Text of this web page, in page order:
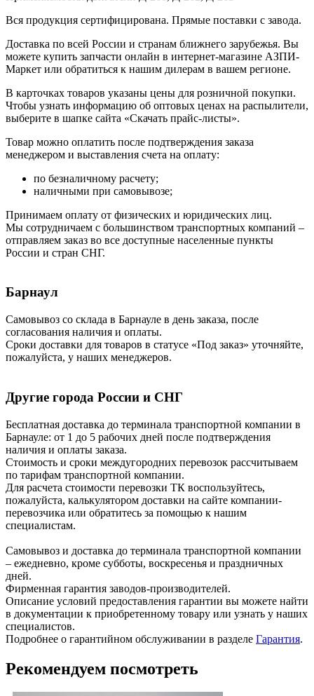
Вся продукция сертифицирована. Прямые поставки с завода.
Доставка по всей России и странам ближнего зарубежья. Вы
можете купить запчасти онлайн в интернет-магазине АЗПИ-
Маркет или обратиться к нашим дилерам в вашем регионе.
В карточках товаров указаны цены для розничной покупки.
Чтобы узнать информацию об оптовых ценах на распылители,
выберите в шапке сайта «Скачать прайс-листы».
Товар можно оплатить после подтверждения заказа
менеджером и выставления счета на оплату:
по безналичному расчету;
наличными при самовывозе;
Принимаем оплату от физических и юридических лиц.
Мы сотрудничаем с большинством транспортных компаний –
отправляем заказ во все доступные населенные пункты
России и стран СНГ.
Барнаул
Самовывоз со склада в Барнауле в день заказа, после
согласования наличия и оплаты.
Сроки доставки для товаров в статусе «Под заказ» уточняйте,
пожалуйста, у наших менеджеров.
Другие города России и СНГ
Бесплатная доставка до терминала транспортной компании в
Барнауле: от 1 до 5 рабочих дней после подтверждения
наличия и оплаты заказа.
Стоимость и сроки междугородних перевозок рассчитываем
по тарифам транспортной компании.
Для расчета стоимости перевозки ТК воспользуйтесь,
пожалуйста, калькулятором доставки на сайте компании-
перевозчика или обратитесь за помощью к нашим
специалистам.
Самовывоз и доставка до терминала транспортной компании
– ежедневно, кроме субботы, воскресенья и праздничных
дней.
Фирменная гарантия заводов-производителей.
Описание условий предоставления гарантии вы можете найти
в документации к приобретенному товару или узнать у наших
специалистов.
Подробнее о гарантийном обслуживании в разделе Гарантия.
Рекомендуем посмотреть